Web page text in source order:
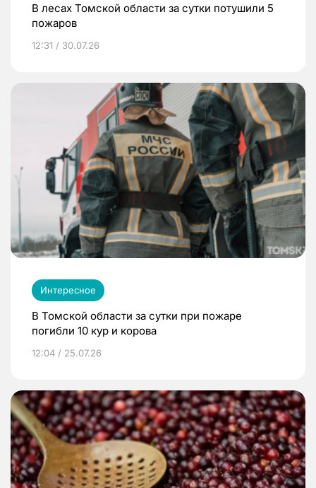
В лесах Томской области за сутки потушили 5
пожаров
12:31 / 30.07.26
Интересное
В Томской области за сутки при пожаре
погибли 10 кур и корова
12:04 / 25.07.26